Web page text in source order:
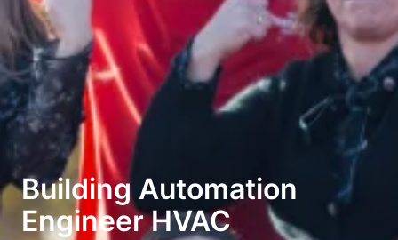
Building Automation
Engineer HVAC